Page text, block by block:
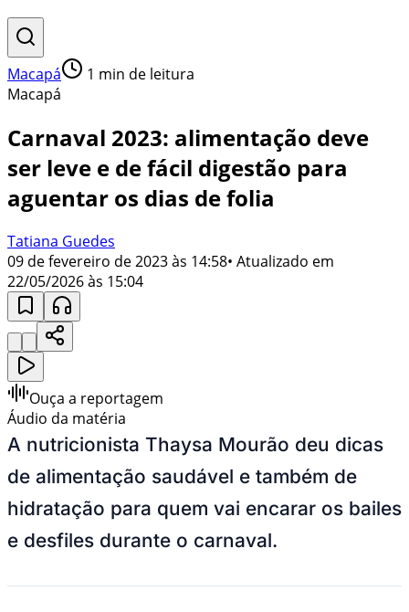
Macapá 1 min de leitura
Macapá
Carnaval 2023: alimentação deve
ser leve e de fácil digestão para
aguentar os dias de folia
Tatiana Guedes
09 de fevereiro de 2023 às 14:58• Atualizado em
22/05/2026 às 15:04
Ouça a reportagem
Áudio da matéria
A nutricionista Thaysa Mourão deu dicas
de alimentação saudável e também de
hidratação para quem vai encarar os bailes
e desfiles durante o carnaval.